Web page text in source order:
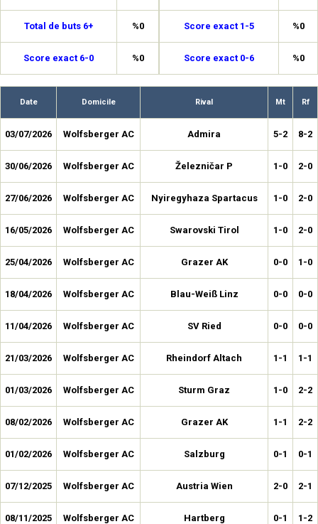
Total de buts 6+ %0
Score exact 6-0 %0
Score exact 1-5 %0
Score exact 0-6 %0
Date Domicile Rival Mt Rf
03/07/2026 Wolfsberger AC Admira 5-2 8-2
30/06/2026 Wolfsberger AC Železničar P 1-0 2-0
27/06/2026 Wolfsberger AC Nyiregyhaza Spartacus 1-0 2-0
16/05/2026 Wolfsberger AC Swarovski Tirol 1-0 2-0
25/04/2026 Wolfsberger AC Grazer AK 0-0 1-0
18/04/2026 Wolfsberger AC Blau-Weiß Linz 0-0 0-0
11/04/2026 Wolfsberger AC SV Ried 0-0 0-0
21/03/2026 Wolfsberger AC Rheindorf Altach 1-1 1-1
01/03/2026 Wolfsberger AC Sturm Graz 1-0 2-2
08/02/2026 Wolfsberger AC Grazer AK 1-1 2-2
01/02/2026 Wolfsberger AC Salzburg 0-1 0-1
07/12/2025 Wolfsberger AC Austria Wien 2-0 2-1
08/11/2025 Wolfsberger AC Hartberg 0-1 1-2